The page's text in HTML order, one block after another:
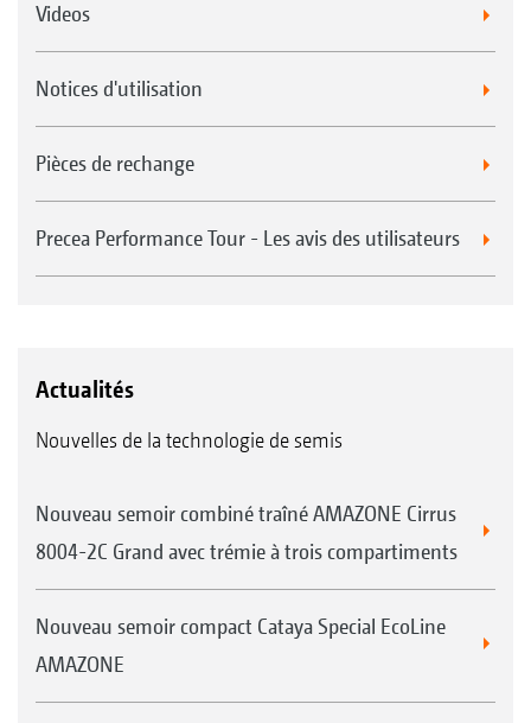
Videos
Notices d'utilisation
Pièces de rechange
Precea Performance Tour - Les avis des utilisateurs
Actualités
Nouvelles de la technologie de semis
Nouveau semoir combiné traîné AMAZONE Cirrus
8004-2C Grand avec trémie à trois compartiments
Nouveau semoir compact Cataya Special EcoLine
AMAZONE